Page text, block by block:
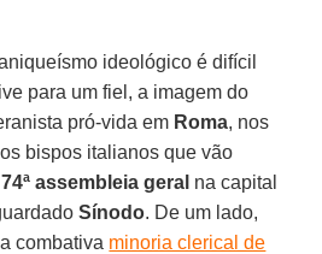
ideológico é difícil
para um fiel, a imagem do
pró-vida em Roma, nos
bispos italianos que vão
74ª assembleia geral na capital
Sínodo. De um lado,
combativa minoria clerical de